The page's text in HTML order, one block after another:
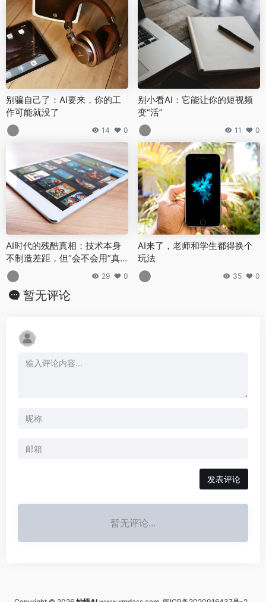
别骗自己了：AI要来，你的工
作可能就没了
14 0
别小看AI：它能让你的短视频
变“活”
11 0
AI时代的残酷真相：技术本身
不制造差距，但“会不会用”真
的会
29 0
AI来了，老师和学生都得换个
玩法
35 0
暂无评论
发表评论
暂无评论...